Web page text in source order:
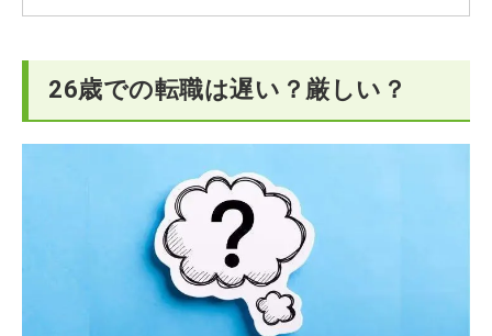
26歳での転職は遅い？厳しい？